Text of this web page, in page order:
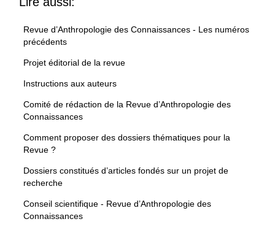
Revue d’Anthropologie des Connaissances - Les numéros
précédents
Projet éditorial de la revue
Instructions aux auteurs
Comité de rédaction de la Revue d’Anthropologie des
Connaissances
Comment proposer des dossiers thématiques pour la
Revue ?
Dossiers constitués d’articles fondés sur un projet de
recherche
Conseil scientifique - Revue d’Anthropologie des
Connaissances